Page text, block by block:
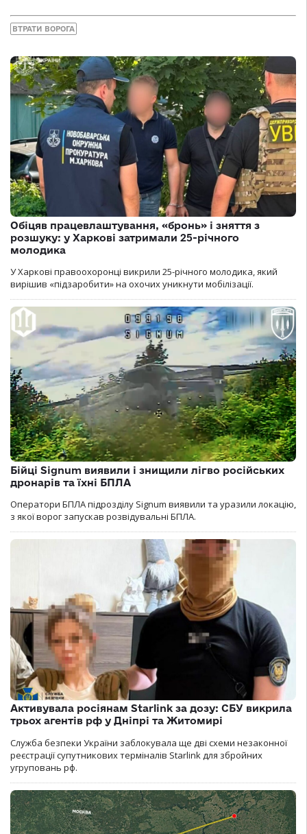
ВТРАТИ ВОРОГА
Обіцяв працевлаштування, «бронь» і зняття з
розшуку: у Харкові затримали 25-річного
молодика
У Харкові правоохоронці викрили 25-річного молодика, який
вирішив «підзаробити» на охочих уникнути мобілізації.
Бійці Signum виявили і знищили лігво російських
дронарів та їхні БПЛА
Оператори БПЛА підрозділу Signum виявили та уразили локацію,
з якої ворог запускав розвідувальні БПЛА.
Активувала росіянам Starlink за дозу: СБУ викрила
трьох агентів рф у Дніпрі та Житомирі
Служба безпеки України заблокувала ще дві схеми незаконної
реєстрації супутникових терміналів Starlink для збройних
угруповань рф.